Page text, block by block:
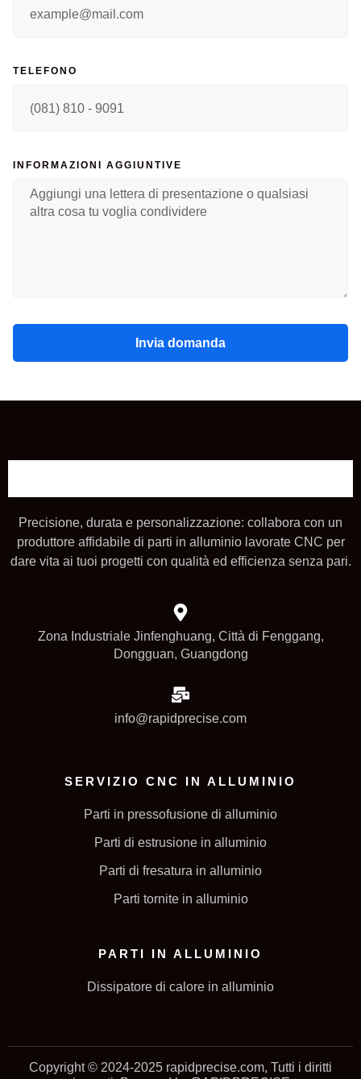
TELEFONO
INFORMAZIONI AGGIUNTIVE
Invia domanda
Precisione, durata e personalizzazione: collabora con un
produttore affidabile di parti in alluminio lavorate CNC per
dare vita ai tuoi progetti con qualità ed efficienza senza pari.
Zona Industriale Jinfenghuang, Città di Fenggang,
Dongguan, Guangdong
info@rapidprecise.com
SERVIZIO CNC IN ALLUMINIO
Parti in pressofusione di alluminio
Parti di estrusione in alluminio
Parti di fresatura in alluminio
Parti tornite in alluminio
PARTI IN ALLUMINIO
Dissipatore di calore in alluminio
Copyright © 2024-2025 rapidprecise.com, Tutti i diritti